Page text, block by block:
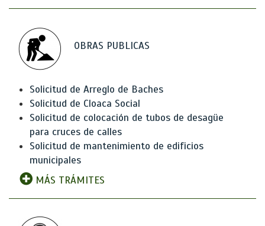
OBRAS PUBLICAS
Solicitud de Arreglo de Baches
Solicitud de Cloaca Social
Solicitud de colocación de tubos de desagüe
para cruces de calles
Solicitud de mantenimiento de edificios
municipales
MÁS TRÁMITES